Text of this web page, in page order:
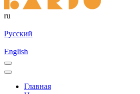
ru
Русский
English
Главная